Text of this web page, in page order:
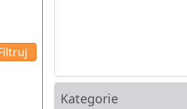
Kategorie